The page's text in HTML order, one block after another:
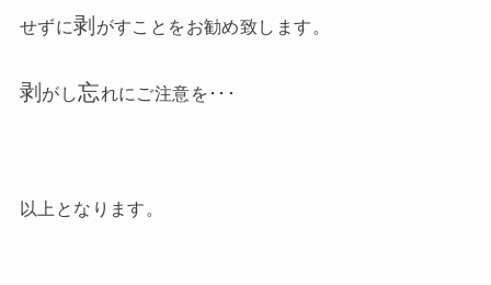
せずに剥 がすことをお勧め致します。
剥 がし忘れにご注意を･･･
以上となります。